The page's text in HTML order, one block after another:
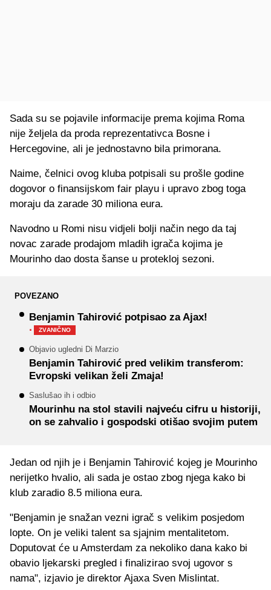
Sada su se pojavile informacije prema kojima Roma
nije željela da proda reprezentativca Bosne i
Hercegovine, ali je jednostavno bila primorana.
Naime, čelnici ovog kluba potpisali su prošle godine
dogovor o finansijskom fair playu i upravo zbog toga
moraju da zarade 30 miliona eura.
Navodno u Romi nisu vidjeli bolji način nego da taj
novac zarade prodajom mladih igrača kojima je
Mourinho dao dosta šanse u protekloj sezoni.
POVEZANO
Benjamin Tahirović potpisao za Ajax!
· ZVANIČNO
Objavio ugledni Di Marzio
Benjamin Tahirović pred velikim transferom:
Evropski velikan želi Zmaja!
Saslušao ih i odbio
Mourinhu na stol stavili najveću cifru u historiji,
on se zahvalio i gospodski otišao svojim putem
Jedan od njih je i Benjamin Tahirović kojeg je Mourinho
nerijetko hvalio, ali sada je ostao zbog njega kako bi
klub zaradio 8.5 miliona eura.
"Benjamin je snažan vezni igrač s velikim posjedom
lopte. On je veliki talent sa sjajnim mentalitetom.
Doputovat će u Amsterdam za nekoliko dana kako bi
obavio ljekarski pregled i finalizirao svoj ugovor s
nama", izjavio je direktor Ajaxa Sven Mislintat.